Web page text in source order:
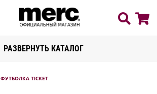
РАЗВЕРНУТЬ КАТАЛОГ
ФУТБОЛКА TICKET